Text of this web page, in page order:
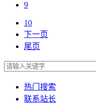
9
10
下一页
尾页
热门搜索
联系站长